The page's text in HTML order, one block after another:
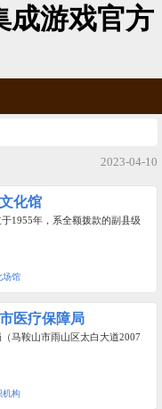
成游戏官方
2023-04-10
化馆
1955年，系全额拨款的副县级
场馆
医疗保障局
马鞍山市雨山区太白大道2007
机构